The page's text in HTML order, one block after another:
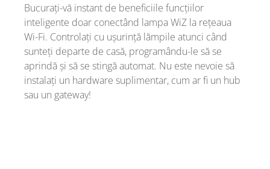
Bucurați-vă instant de beneficiile funcțiilor
inteligente doar conectând lampa WiZ la rețeaua
Wi-Fi. Controlați cu ușurință lămpile atunci când
sunteți departe de casă, programându-le să se
aprindă și să se stingă automat. Nu este nevoie să
instalați un hardware suplimentar, cum ar fi un hub
sau un gateway!